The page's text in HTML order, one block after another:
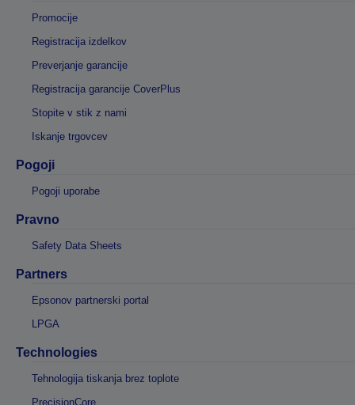
Promocije
Registracija izdelkov
Preverjanje garancije
Registracija garancije CoverPlus
Stopite v stik z nami
Iskanje trgovcev
Pogoji
Pogoji uporabe
Pravno
Safety Data Sheets
Partners
Epsonov partnerski portal
LPGA
Technologies
Tehnologija tiskanja brez toplote
PrecisionCore